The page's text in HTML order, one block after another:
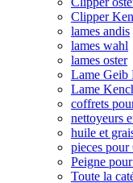
Clipper
lames andis
lames wahl
lames oster
Lame Geib
Lame
coffrets
nettoyeurs
huile et
pieces
Peigne
Toute la